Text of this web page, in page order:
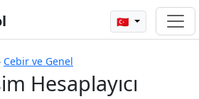
🇹🇷
Cebir ve Genel
Hesaplayıcı